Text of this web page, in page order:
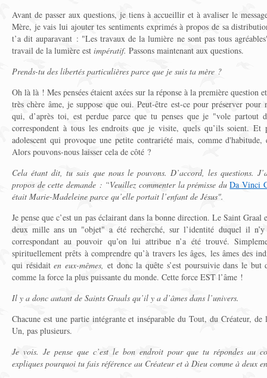
Avant de passer aux questions, je tiens à accueillir et à avaliser le
Mère, je vais lui ajouter tes sentiments exprimés à propos de sa
t’a dit auparavant : "Les travaux de la lumière ne sont pas tous
travail de la lumière est impératif. Passons maintenant aux questions.
Prends-tu des libertés particulières parce que je suis ta mère ?
Oh là là ! Mes pensées étaient axées sur la réponse à la première question
très chère âme, je suppose que oui. Peut-être est-ce pour préserver
qui, d’après toi, est perdue parce que tu penses que je "vole partout
correspondent à tous les endroits que je visite, quels qu’ils soient.
adolescent qui provoque une petite contrariété mais, comme d'habitude,
Alors pouvons-nous laisser cela de côté ?
Cela étant dit, tu sais que nous le pouvons. D’accord, les questions.
propos de cette demande : “Veuillez commenter la prémisse duDa Vinci
était Marie-Madeleine parce qu’elle portait l’enfant de Jésus".
Je pense que c’est un pas éclairant dans la bonne direction. Le Saint Graal
deux mille ans un "objet" a été recherché, sur l’identité duquel il
correspondant au pouvoir qu’on lui attribue n’a été trouvé.
spirituellement prêts à comprendre qu’à travers les âges, les âmes des
qui résidaiten eux-mêmes, et donc la quête s’est poursuivie dans le
comme la force la plus puissante du monde. Cette force EST l’âme !
Il y a donc autant de Saints Graals qu’il y a d’âmes dans l’univers.
Chacune est une partie intégrante et inséparable du Tout, du Créateur,
Un, pas plusieurs.
Je vois. Je pense que c’est le bon endroit pour que tu répondes au
expliques pourquoi tu fais référence au Créateur et à Dieu comme à deux